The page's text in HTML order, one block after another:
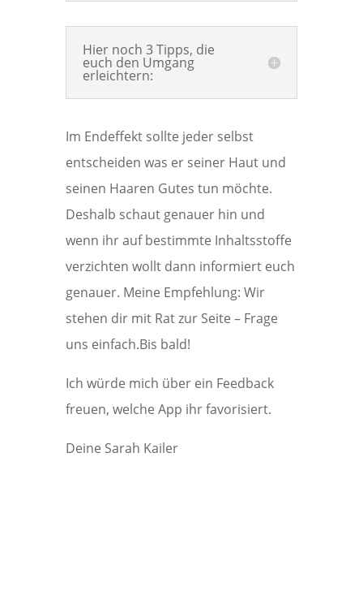
Hier noch 3 Tipps, die
euch den Umgang
erleichtern:
Im Endeffekt sollte jeder selbst
entscheiden was er seiner Haut und
seinen Haaren Gutes tun möchte.
Deshalb schaut genauer hin und
wenn ihr auf bestimmte Inhaltsstoffe
verzichten wollt dann informiert euch
genauer. Meine Empfehlung: Wir
stehen dir mit Rat zur Seite – Frage
uns einfach.Bis bald!
Ich würde mich über ein Feedback
freuen, welche App ihr favorisiert.
Deine Sarah Kailer